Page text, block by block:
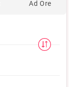
Ad Ore